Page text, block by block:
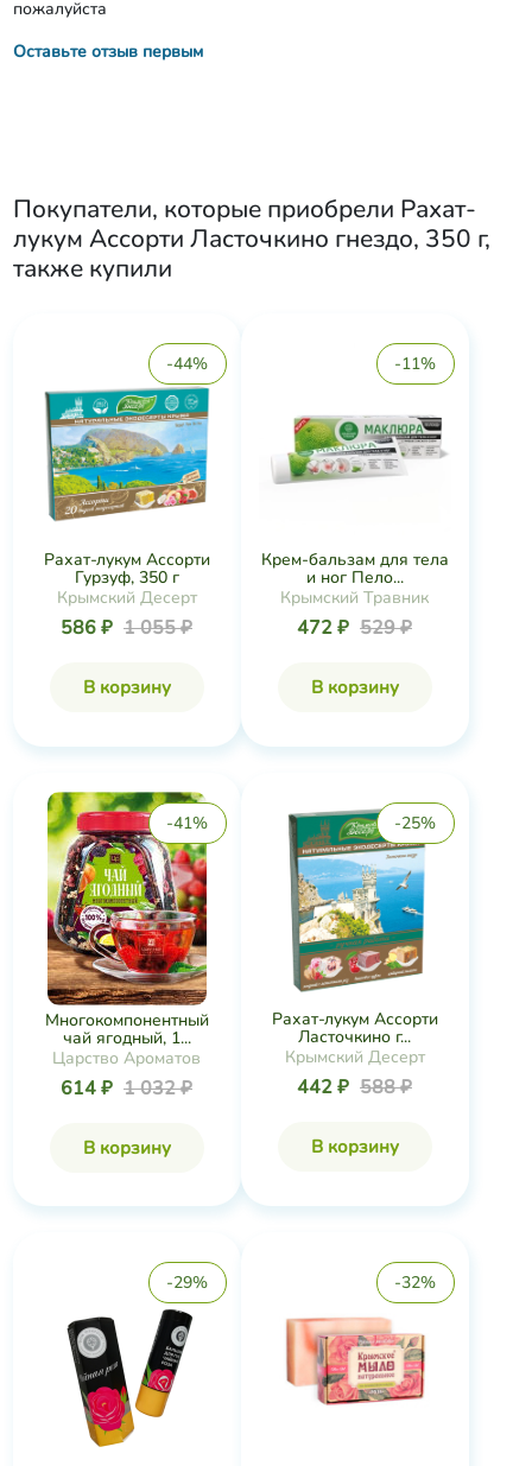
пожалуйста
Оставьте отзыв первым
Покупатели, которые приобрели Рахат-
лукум Ассорти Ласточкино гнездо, 350 г,
также купили
-44%
Рахат-лукум Ассорти
Гурзуф, 350 г
Крымский Десерт
586 ₽ 1 055 ₽
В корзину
-11%
Крем-бальзам для тела
и ног Пело...
Крымский Травник
472 ₽ 529 ₽
В корзину
-41%
Многокомпонентный
чай ягодный, 1...
Царство Ароматов
614 ₽ 1 032 ₽
В корзину
-25%
Рахат-лукум Ассорти
Ласточкино г...
Крымский Десерт
442 ₽ 588 ₽
В корзину
-29% -32%